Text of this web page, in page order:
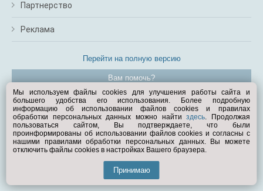
Партнерство
Реклама
Перейти на полную версию
Вам помочь?
© Exist.ru 1998—2026
Мы используем файлы cookies для улучшения работы сайта и
большего удобства его использования. Более подробную
информацию об использовании файлов cookies и правилах
обработки персональных данных можно найтиздесь. Продолжая
пользоваться сайтом, Вы подтверждаете, что были
проинформированы об использовании файлов cookies и согласны с
нашими правилами обработки персональных данных. Вы можете
отключить файлы cookies в настройках Вашего браузера.
Принимаю